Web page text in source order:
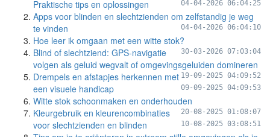
Praktische tips en oplossingen 04-04-2026 06:04:25
Apps voor blinden en slechtzienden om zelfstandig je weg
te vinden
04-04-2026 06:04:10
Hoe leer ik omgaan met een witte stok?
30-03-2026 07:03:04
Blind of slechtziend: GPS-navigatie
volgen als geluid wegvalt of omgevingsgeluiden domineren
19-09-2025 04:09:52
Drempels en afstapjes herkennen met
een visuele handicap
09-09-2025 04:09:53
Witte stok schoonmaken en onderhouden
20-08-2025 01:08:07
Kleurgebruik en kleurencombinaties
voor slechtzienden en blinden
10-08-2025 03:08:51